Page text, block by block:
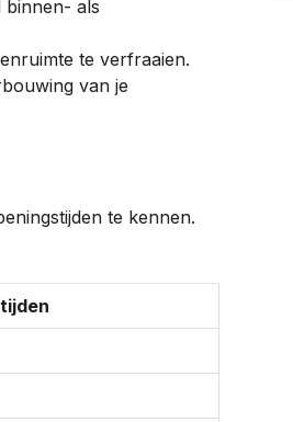
binnen- als
te verfraaien.
van je
te kennen.